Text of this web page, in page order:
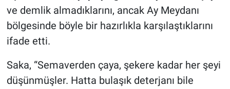
ve demlik almadıklarını, ancak Ay Meydanı
bölgesinde böyle bir hazırlıkla karşılaştıklarını
ifade etti.
Saka, “Semaverden çaya, şekere kadar her şeyi
düşünmüşler. Hatta bulaşık deterjanı bile